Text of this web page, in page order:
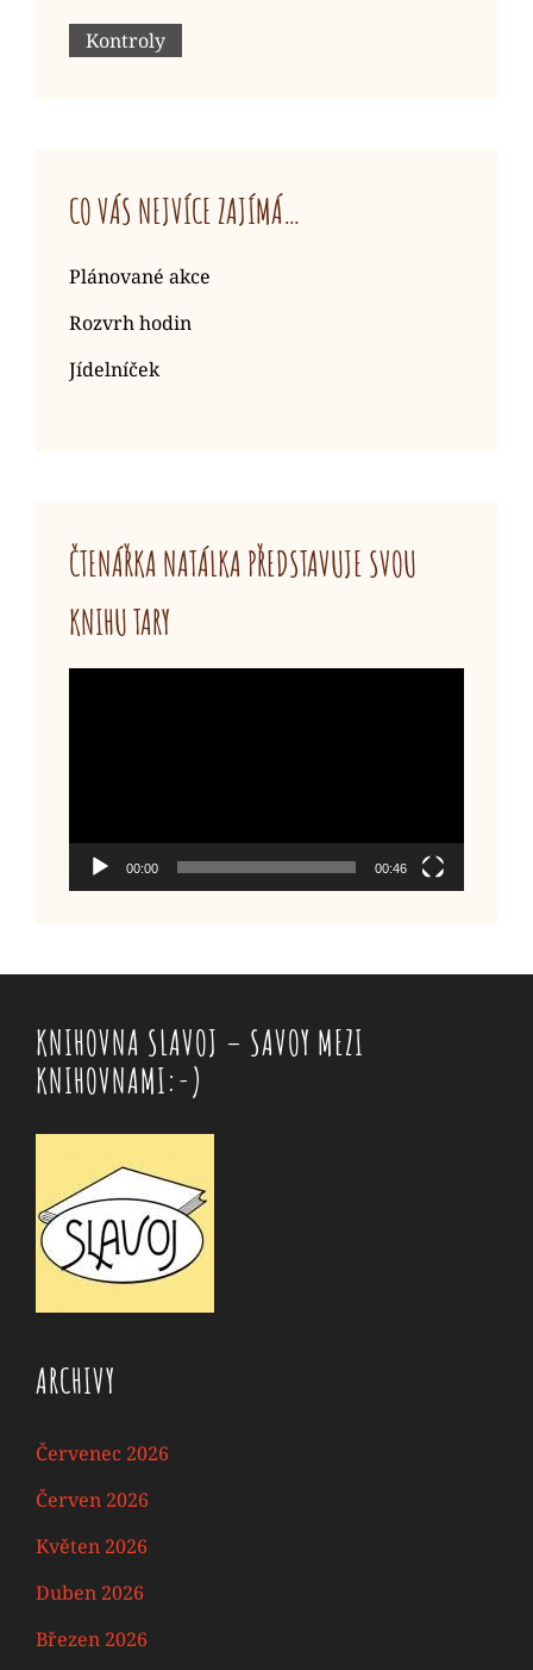
Kontroly
CO VÁS NEJVÍCE ZAJÍMÁ…
Plánované akce
Rozvrh hodin
Jídelníček
ČTENÁŘKA NATÁLKA PŘEDSTAVUJE SVOU
KNIHU TARY
00:00 00:46
KNIHOVNA SLAVOJ – SAVOY MEZI
KNIHOVNAMI:-)
ARCHIVY
Červenec 2026
Červen 2026
Květen 2026
Duben 2026
Březen 2026